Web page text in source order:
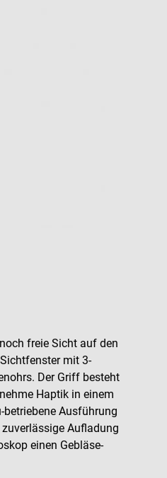
freie Sicht auf den
mit 3-
Der Griff besteht
Haptik in einem
Ausführung
Aufladung
einen Gebläse-